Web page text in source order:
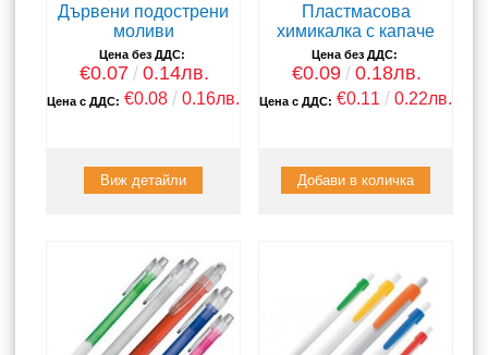
Дървени подострени
моливи
Цена без ДДС:
€0.07 0.14лв.
Цена с ДДС: €0.08 0.16лв.
Виж детайли
Пластмасова
химикалка с капаче
Цена без ДДС:
€0.09 0.18лв.
Цена с ДДС: €0.11 0.22лв.